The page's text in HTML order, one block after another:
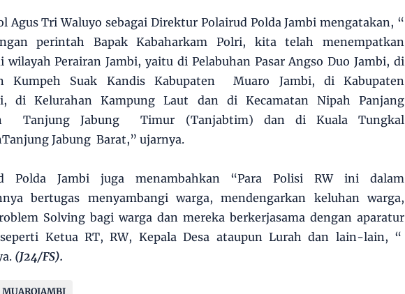
Agus Tri Waluyo sebagai Direktur Polairud Polda Jambi mengatakan, “
perintah Bapak Kabaharkam Polri, kita telah menempatkan
wilayah Perairan Jambi, yaitu di Pelabuhan Pasar Angso Duo Jambi, di
Kumpeh Suak Kandis Kabupaten Muaro Jambi, di Kabupaten
di Kelurahan Kampung Laut dan di Kecamatan Nipah Panjang
Tanjung Jabung Timur (Tanjabtim) dan di Kuala Tungkal
Jabung Barat,” ujarnya.
Polda Jambi juga menambahkan “Para Polisi RW ini dalam
bertugas menyambangi warga, mendengarkan keluhan warga,
Solving bagi warga dan mereka berkerjasama dengan aparatur
Ketua RT, RW, Kepala Desa ataupun Lurah dan lain-lain, “
(J24/FS).
MUAROJAMBI